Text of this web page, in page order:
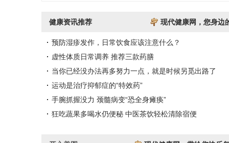
健康资讯推荐 现代健康网，您身边
预防湿疹发作，日常饮食应该注意什么？
虚性体质日常调养 推荐三款药膳
当你已经没办法再多努力一点，就是时候另觅出路了
运动是治疗抑郁症的“特效药”
手腕抓握没力 颈髓病变“恐全身瘫痪”
狂吃蔬果多喝水仍便秘 中医茶饮轻松清除宿便